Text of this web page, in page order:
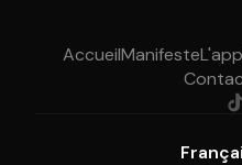
AccueilManifesteL'app